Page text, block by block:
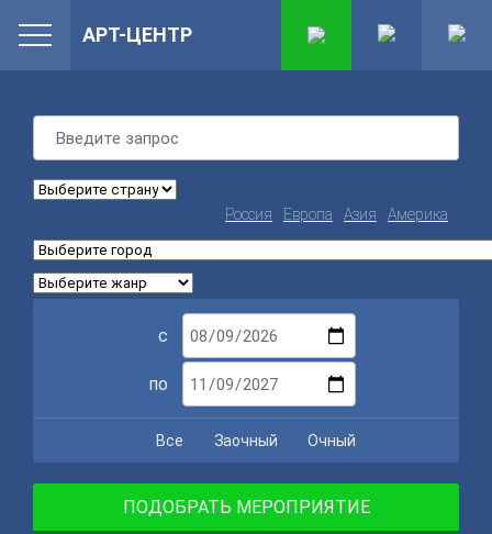
Россия Европа Азия Америка
с
по
Все Заочный Очный
ПОДОБРАТЬ МЕРОПРИЯТИЕ
АРТ-ЦЕНТР